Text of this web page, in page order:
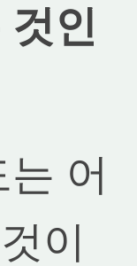
인
어
이